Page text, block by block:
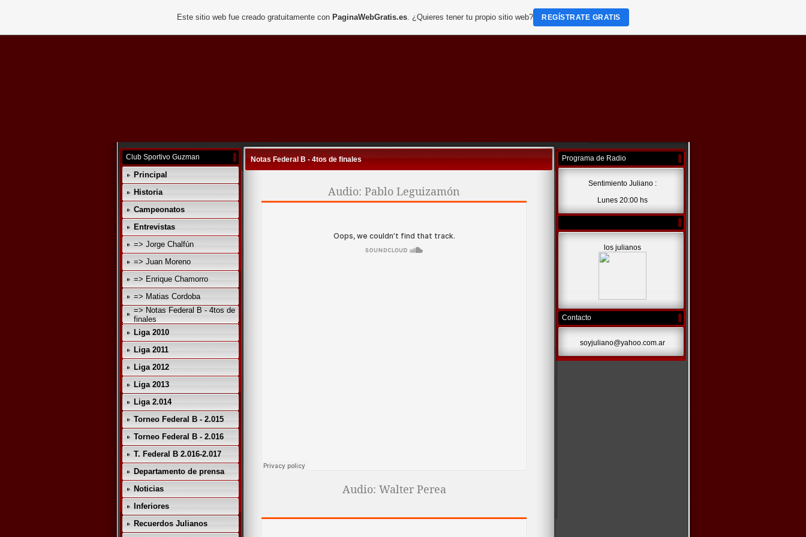
Club Sportivo Guzman
Principal
Historia
Campeonatos
Entrevistas
=> Jorge Chalfún
=> Juan Moreno
=> Enrique Chamorro
=> Matias Cordoba
=> Notas Federal B - 4tos de
finales
Liga 2010
Liga 2011
Liga 2012
Liga 2013
Liga 2.014
Torneo Federal B - 2.015
Torneo Federal B - 2.016
T. Federal B 2.016-2.017
Departamento de prensa
Noticias
Inferiores
Recuerdos Julianos
Notas Federal B - 4tos de finales
Audio: Pablo Leguizamón
Audio: Walter Perea
Programa de Radio
Sentimiento Juliano :
Lunes 20:00 hs
los julianos
Contacto
soyjuliano@yahoo.com.ar
Este sitio web fue creado gratuitamente con PaginaWebGratis.es. ¿Quieres tener tu propio sitio web? REGÍSTRATE GRATIS